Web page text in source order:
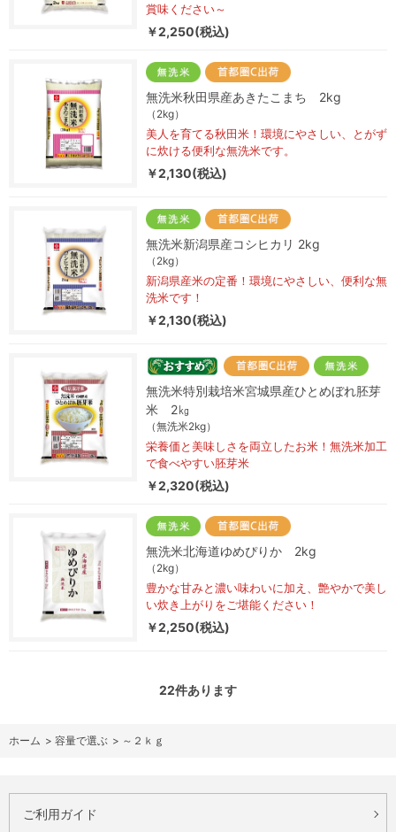
賞味ください～
￥2,250(税込)
無洗米秋田県産あきたこまち 2kg
（2kg）
美人を育てる秋田米！環境にやさしい、とがず
に炊ける便利な無洗米です。
￥2,130(税込)
無洗米新潟県産コシヒカリ 2kg
（2kg）
新潟県産米の定番！環境にやさしい、便利な無
洗米です！
￥2,130(税込)
無洗米特別栽培米宮城県産ひとめぼれ胚芽
米 2㎏
（無洗米2kg）
栄養価と美味しさを両立したお米！無洗米加工
で食べやすい胚芽米
￥2,320(税込)
無洗米北海道ゆめぴりか 2kg
（2kg）
豊かな甘みと濃い味わいに加え、艶やかで美し
い炊き上がりをご堪能ください！
￥2,250(税込)
22件あります
ホーム > 容量で選ぶ > ～２ｋｇ
ご利用ガイド